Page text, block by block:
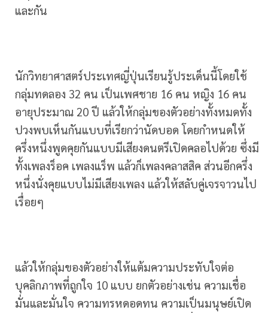
และกัน
นักวิทยาศาสตร์ประเทศญี่ปุ่นเรียนรู้ประเด็นนี้โดยใช้
กลุ่มทดลอง 32 คน เป็นเพศชาย 16 คน หญิง 16 คน
อายุประมาณ 20 ปี แล้วให้กลุ่มของตัวอย่างทั้งหมดทั้ง
ปวงพบเห็นกันแบบที่เรียกว่านัดบอด โดยกำหนดให้
ครึ่งหนึ่งพูดคุยกันแบบมีเสียงดนตรีเปิดคลอไปด้วย ซึ่งมี
ทั้งเพลงร็อค เพลงแร็พ แล้วก็เพลงคลาสสิค ส่วนอีกครึ่ง
หนึ่งนั่งคุยแบบไม่มีเสียงเพลง แล้วให้สลับคู่เจรจาวนไป
เรื่อยๆ
แล้วให้กลุ่มของตัวอย่างให้แต้มความประทับใจต่อ
บุคลิกภาพที่ถูกใจ 10 แบบ ยกตัวอย่างเช่น ความเชื่อ
มั่นและมั่นใจ ความทรหดอดทน ความเป็นมนุษย์เปิด